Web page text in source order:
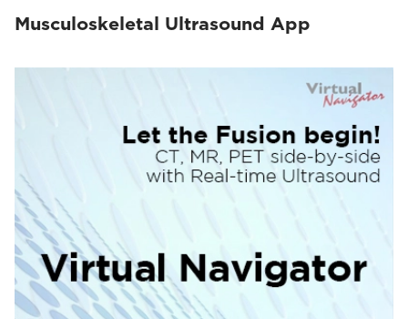
Musculoskeletal Ultrasound App